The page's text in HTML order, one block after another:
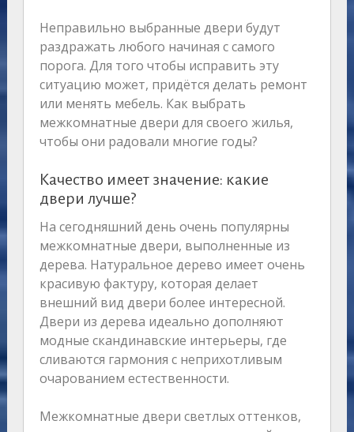
Неправильно выбранные двери будут
раздражать любого начиная с самого
порога. Для того чтобы исправить эту
ситуацию может, придётся делать ремонт
или менять мебель. Как выбрать
межкомнатные двери для своего жилья,
чтобы они радовали многие годы?
Качество имеет значение: какие
двери лучше?
На сегодняшний день очень популярны
межкомнатные двери, выполненные из
дерева. Натуральное дерево имеет очень
красивую фактуру, которая делает
внешний вид двери более интересной.
Двери из дерева идеально дополняют
модные скандинавские интерьеры, где
сливаются гармония с неприхотливым
очарованием естественности.
Межкомнатные двери светлых оттенков,